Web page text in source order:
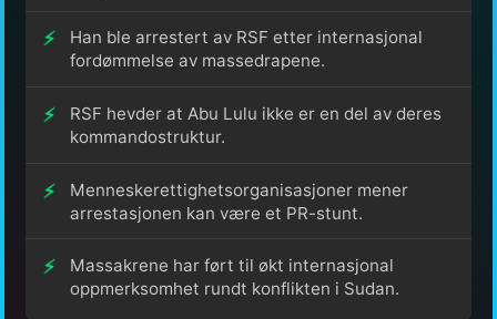
Han ble arrestert av RSF etter internasjonal
fordømmelse av massedrapene.
RSF hevder at Abu Lulu ikke er en del av deres
kommandostruktur.
Menneskerettighetsorganisasjoner mener
arrestasjonen kan være et PR-stunt.
Massakrene har ført til økt internasjonal
oppmerksomhet rundt konflikten i Sudan.